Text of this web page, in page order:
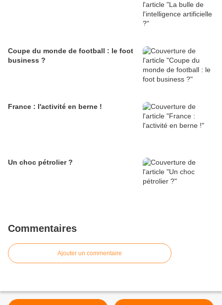
Coupe du monde de football : le foot
business ?
France : l'activité en berne !
Un choc pétrolier ?
Commentaires
Ajouter un commentaire